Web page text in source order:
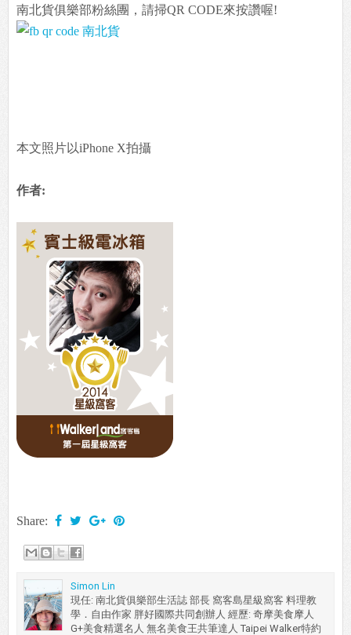
南北貨俱樂部粉絲團，請掃QR CODE來按讚喔!
本文照片以iPhone X拍攝
作者:
Share:
Simon Lin
現任: 南北貨俱樂部生活誌 部長 窩客島星級窩客 料理教
學．自由作家 胖好國際共同創辦人 經歷: 奇摩美食摩人
G+美食精選名人 無名美食王共筆達人 Taipei Walker特約